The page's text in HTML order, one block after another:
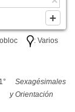
: Varios
Sexagésimales
y Orientación